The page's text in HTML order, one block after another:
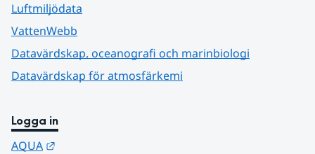
Luftmiljödata
VattenWebb
Datavärdskap, oceanografi och marinbiologi
Datavärdskap för atmosfärkemi
Logga in
AQUA